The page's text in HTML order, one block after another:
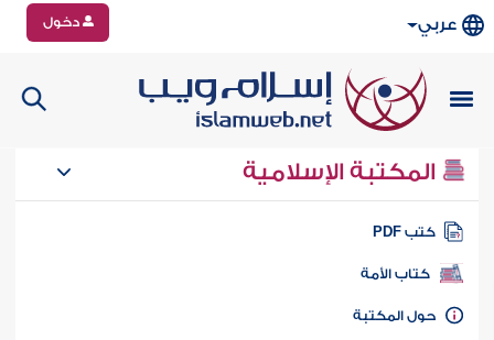
عربي دخول
المكتبة الإسلامية
كتب PDF
كتاب الأمة